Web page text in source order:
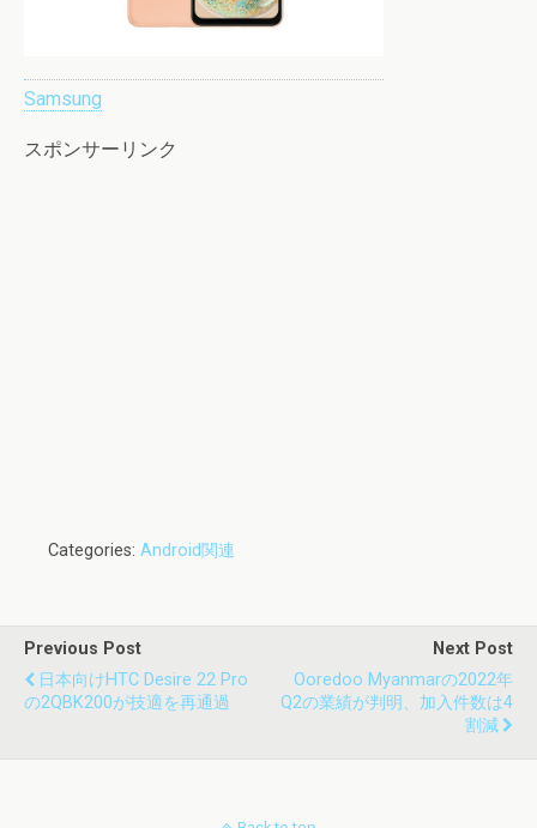
Samsung
スポンサーリンク
Categories: Android関連
Previous Post
日本向けHTC Desire 22 Pro
の2QBK200が技適を再通過
Next Post
Ooredoo Myanmarの2022年
Q2の業績が判明、加入件数は4
割減